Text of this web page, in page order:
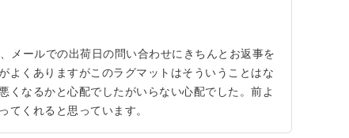
メールでの出荷日の問い合わせにきちんとお返事を
よくありますがこのラグマットはそういうことはな
くなるかと心配でしたがいらない心配でした。前よ
くれると思っています。